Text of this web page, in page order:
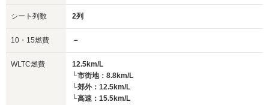
シート列数 2列
10・15燃費 －
WLTC燃費
12.5km/L
└市街地：8.8km/L
└郊外：12.5km/L
└高速：15.5km/L